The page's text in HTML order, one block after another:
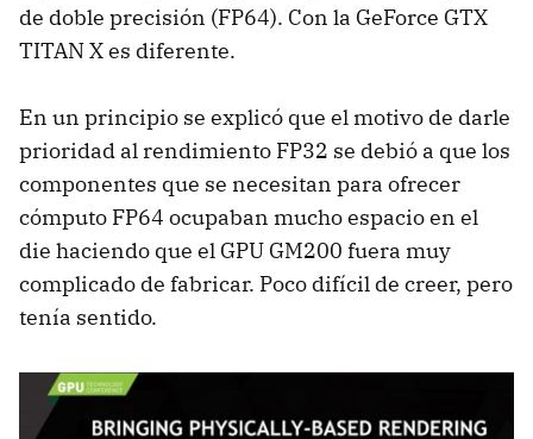
de doble precisión (FP64). Con la GeForce GTX
TITAN X es diferente.
En un principio se explicó que el motivo de darle
prioridad al rendimiento FP32 se debió a que los
componentes que se necesitan para ofrecer
cómputo FP64 ocupaban mucho espacio en el
die haciendo que el GPU GM200 fuera muy
complicado de fabricar. Poco difícil de creer, pero
tenía sentido.